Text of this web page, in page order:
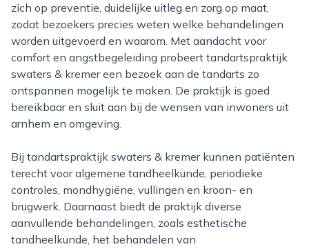
zich op preventie, duidelijke uitleg en zorg op maat,
zodat bezoekers precies weten welke behandelingen
worden uitgevoerd en waarom. Met aandacht voor
comfort en angstbegeleiding probeert tandartspraktijk
swaters & kremer een bezoek aan de tandarts zo
ontspannen mogelijk te maken. De praktijk is goed
bereikbaar en sluit aan bij de wensen van inwoners uit
arnhem en omgeving.
Bij tandartspraktijk swaters & kremer kunnen patiënten
terecht voor algemene tandheelkunde, periodieke
controles, mondhygiëne, vullingen en kroon- en
brugwerk. Daarnaast biedt de praktijk diverse
aanvullende behandelingen, zoals esthetische
tandheelkunde, het behandelen van